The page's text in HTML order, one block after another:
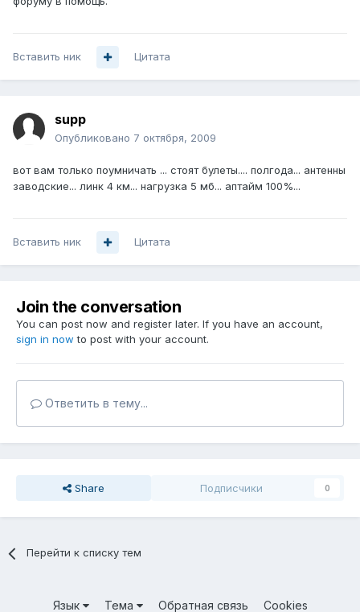
Вставить ник Цитата
supp
Опубликовано 7 октября, 2009
вот вам только поумничать ... стоят булеты.... полгода... антенны
заводские... линк 4 км... нагрузка 5 мб... аптайм 100%...
Вставить ник Цитата
Join the conversation
You can post now and register later. If you have an account,
sign in now to post with your account.
Ответить в тему...
Share Подписчики 0
Перейти к списку тем
Язык Тема Обратная связь Cookies